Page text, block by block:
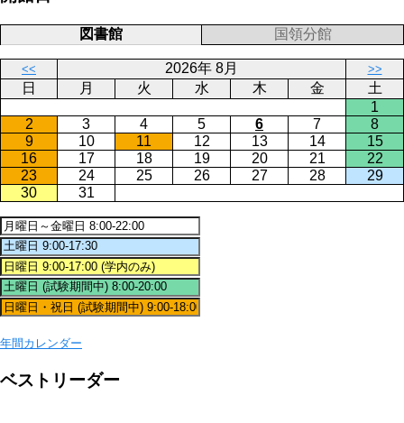
図書館 国領分館
<< 2026年 8月 >>
日 月 火 水 木 金
土
1
2
3 4 5 6 7
8
9
10 11 12 13 14
15
16
17 18 19 20 21
22
23
24 25 26 27 28
29
30
31
年間カレンダー
ベストリーダー